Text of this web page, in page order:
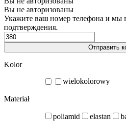
Вы не авторизованы
Укажите ваш номер телефона и мы
подтверждения.
Отправить
Kolor
wielokolorowy
Materiał
poliamid elastan